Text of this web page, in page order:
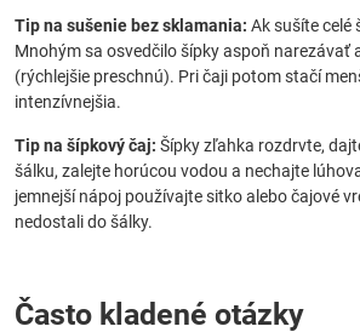
Tip na sušenie bez sklamania: Ak sušíte celé
Mnohým sa osvedčilo šípky aspoň narezávať
(rýchlejšie preschnú). Pri čaji potom stačí
intenzívnejšia.
Tip na šípkový čaj: Šípky zľahka rozdrvte,
šálku, zalejte horúcou vodou a nechajte
jemnejší nápoj používajte sitko alebo čajové
nedostali do šálky.
Často kladené otázky